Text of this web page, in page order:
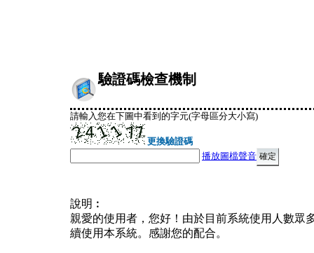
驗證碼檢查機制
請輸入您在下圖中看到的字元(字母區分大小寫)
更換驗證碼
播放圖檔聲音
說明︰
親愛的使用者，您好！由於目前系統使用人數眾
續使用本系統。感謝您的配合。